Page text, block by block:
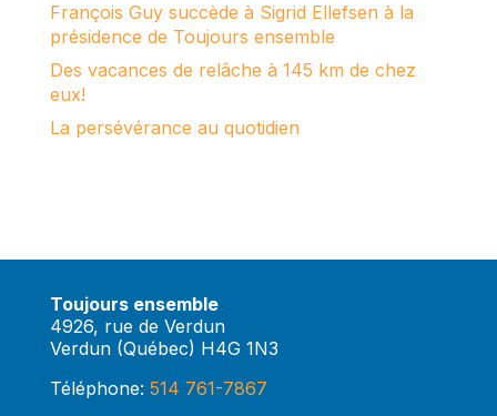
François Guy succède à Sigrid Ellefsen à la
présidence de Toujours ensemble
Des vacances de relâche à 145 km de chez
eux!
La persévérance au quotidien
Toujours ensemble
4926, rue de Verdun
Verdun (Québec) H4G 1N3
Téléphone: 514 761-7867